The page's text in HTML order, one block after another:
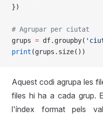
})
# Agrupar per ciutat
grups = df.groupby(
print (grups.size())
Aquest codi agrupa les
files hi ha a cada grup.
l'índex format pels